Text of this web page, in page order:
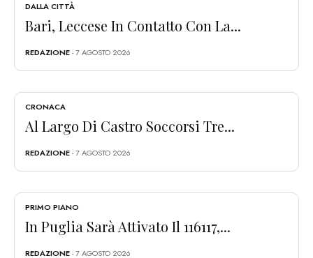
DALLA CITTÀ
Bari, Leccese In Contatto Con La...
REDAZIONE- 7 AGOSTO 2026
CRONACA
Al Largo Di Castro Soccorsi Tre...
REDAZIONE- 7 AGOSTO 2026
PRIMO PIANO
In Puglia Sarà Attivato Il 116117,...
REDAZIONE- 7 AGOSTO 2026